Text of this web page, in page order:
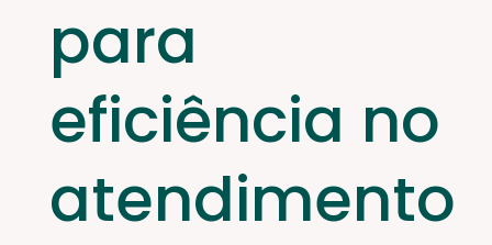
para
eficiência no
atendimento